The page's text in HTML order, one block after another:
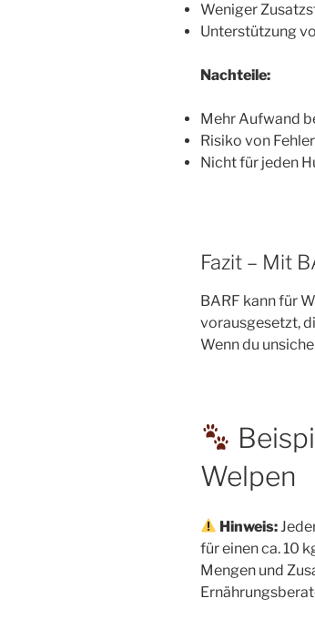
Weniger
Unterstützung
Nachteile:
Mehr Aufwand
Risiko von
Nicht für jeden
Fazit – Mit
BARF kann für
vorausgesetzt,
Wenn du
Welpen
Hinweis:
für einen ca. 10
Mengen und